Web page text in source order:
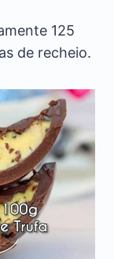
125
de recheio.